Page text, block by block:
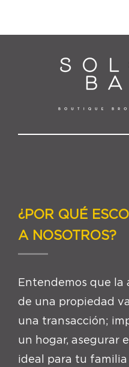
¿POR QUÉ
A NOSOTROS?
Entendemos que la
de una propiedad
una transacción;
un hogar, asegurar
ideal para tu familia